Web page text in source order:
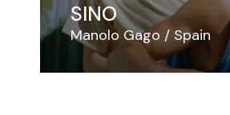
SINO
Manolo Gago Spain